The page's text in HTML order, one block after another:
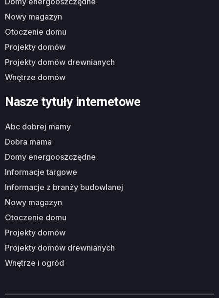
nowy magazyn
otoczenie domu
projekty domów
projekty domów drewnianych
wnętrze domów
Nasze tytuły internetowe
abc dobrej mamy
dobra mama
domy energooszczędne
informacje targowe
informacje z branży budowlanej
nowy magazyn
otoczenie domu
projekty domów
projekty domów drewnianych
wnętrze i ogród